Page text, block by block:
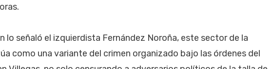
lo señaló el izquierdista Fernández Noroña, este sector de la
como una variante del crimen organizado bajo las órdenes del